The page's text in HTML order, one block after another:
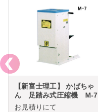
【新富士理工】 かばちゃ
ん 足踏み式圧縮機 M-7
お見積りにて